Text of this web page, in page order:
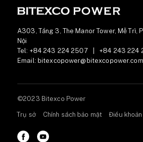
A303, Tầng 3, The Manor Tower, Mễ Trì,
Nội
Tel: +84 243 224 2507
+84 243 224
Email:
©2023 Bitexco Power
Trụ sở Chính sách bảo mật Điều